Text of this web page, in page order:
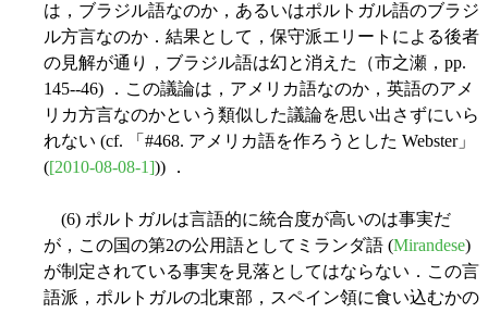
は，ブラジル語なのか，あるいはポルトガル語のブラジ
ル方言なのか．結果として，保守派エリートによる後者
の見解が通り，ブラジル語は幻と消えた（市之瀬，pp.
145--46) ．この議論は，アメリカ語なのか，英語のアメ
リカ方言なのかという類似した議論を思い出さずにいら
れない (cf. 「#468. アメリカ語を作ろうとした Webster」
([2010-08-08-1])) ．
(6) ポルトガルは言語的に統合度が高いのは事実だ
が，この国の第2の公用語としてミランダ語 (Mirandese)
が制定されている事実を見落としてはならない．この言
語派，ポルトガルの北東部，スペイン領に食い込むかの